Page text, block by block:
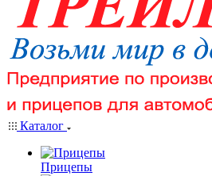
Каталог
Прицепы